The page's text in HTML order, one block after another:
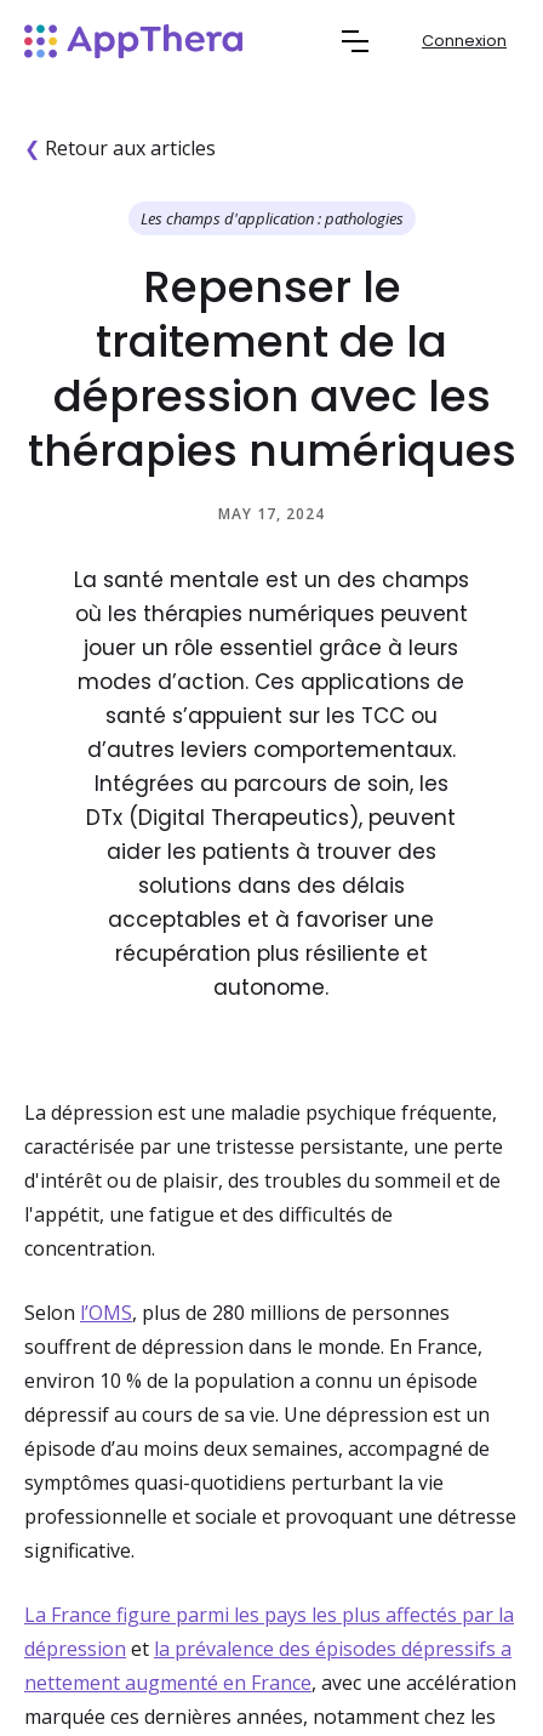
Connexion
❮ Retour aux articles
Les champs d'application : pathologies
Repenser le
traitement de la
dépression avec les
thérapies numériques
MAY 17, 2024
La santé mentale est un des champs
où les thérapies numériques peuvent
jouer un rôle essentiel grâce à leurs
modes d’action. Ces applications de
santé s’appuient sur les TCC ou
d’autres leviers comportementaux.
Intégrées au parcours de soin, les
DTx (Digital Therapeutics), peuvent
aider les patients à trouver des
solutions dans des délais
acceptables et à favoriser une
récupération plus résiliente et
autonome.
La dépression est une maladie psychique fréquente,
caractérisée par une tristesse persistante, une perte
d'intérêt ou de plaisir, des troubles du sommeil et de
l'appétit, une fatigue et des difficultés de
concentration.
Selon l’OMS, plus de 280 millions de personnes
souffrent de dépression dans le monde. En France,
environ 10 % de la population a connu un épisode
dépressif au cours de sa vie. Une dépression est un
épisode d’au moins deux semaines, accompagné de
symptômes quasi-quotidiens perturbant la vie
professionnelle et sociale et provoquant une détresse
significative.
La France figure parmi les pays les plus affectés par la
dépression et la prévalence des épisodes dépressifs a
nettement augmenté en France, avec une accélération
marquée ces dernières années, notamment chez les